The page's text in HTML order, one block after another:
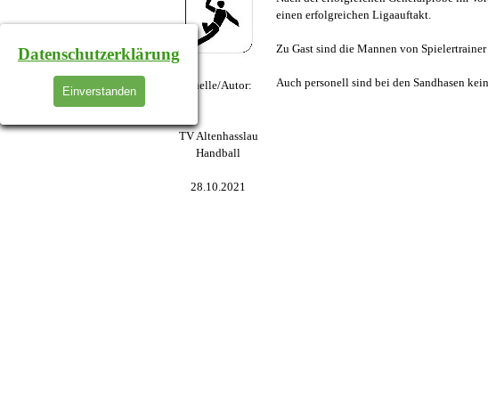
Datenschutzerklärung
Einverstanden Quelle/Autor:
TV Altenhasslau
Handball
28.10.2021
einen erfolgreichen Ligaauftakt.
Zu Gast sind die Mannen von
Auch personell sind bei den Sandhasen